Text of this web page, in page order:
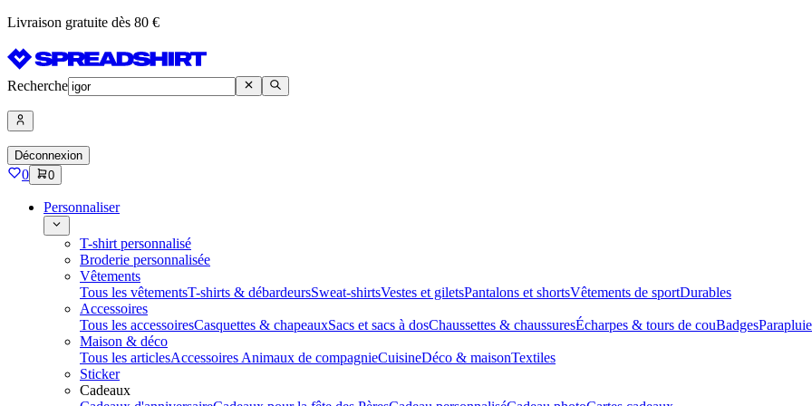
Livraison gratuite dès 80 €
Recherche
Déconnexion
0 0
Personnaliser
T-shirt personnalisé
Broderie personnalisée
Vêtements
Tous les vêtementsT-shirts & débardeursSweat-shirtsVestes et giletsPantalons et shortsVêtements de sportDurables
Accessoires
Tous les accessoiresCasquettes & chapeauxSacs et sacs à dosChaussettes & chaussuresÉcharpes & tours de couBadges
Maison & déco
Tous les articlesAccessoires Animaux de compagnieCuisineDéco & maisonTextiles
Sticker
Cadeaux